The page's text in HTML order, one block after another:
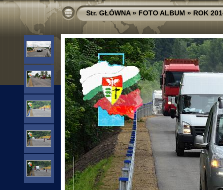
Str. GŁÓWNA»FOTO ALBUM»ROK